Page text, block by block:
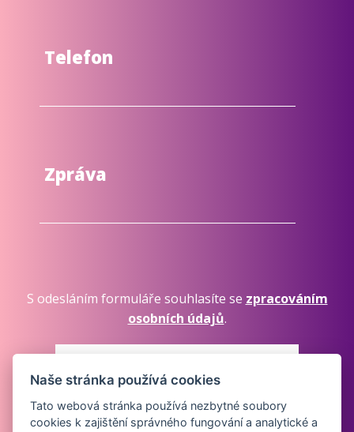
Telefon
Zpráva
S odesláním formuláře souhlasíte se zpracováním
osobních údajů.
Naše stránka používá cookies
Tato webová stránka používá nezbytné soubory
cookies k zajištění správného fungování a analytické a